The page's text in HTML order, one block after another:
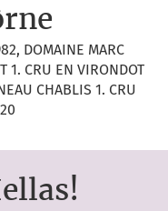
DOMAINE MARC
1. CRU EN VIRONDOT
CHABLIS 1. CRU